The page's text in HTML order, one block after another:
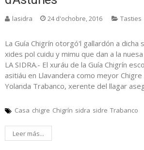
lasidra 24 d'ochobre, 2016 Tasties
La Guía Chigrín otorgó'l gallardón a
xides pol cuidu y mimu que dan a la
LA SIDRA.- El xuráu de la Guía Chigrín
asitiáu en Llavandera como meyor
Yolanda Trabanco, xerente del llagar
Casa chigre Chigrín sidra sidre Trabanco
Leer más...